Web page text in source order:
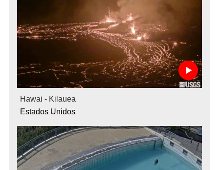
Hawai - Kilauea
Estados Unidos